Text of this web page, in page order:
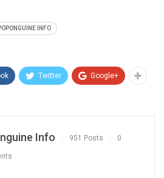
INFO
Twitter Google+
Info 951 Posts 0